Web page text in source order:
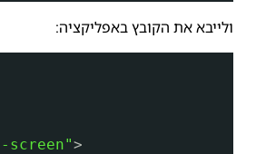
ולייבא את הקובץ באפליקציה:
>